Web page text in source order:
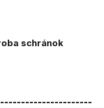
schránok